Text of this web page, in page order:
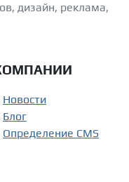
дизайн, реклама,
Новости
Блог
Определение CMS